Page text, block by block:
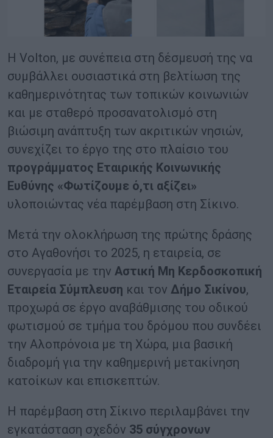
Η Volton, με συνέπεια στη δέσμευσή της να
συμβάλλει ουσιαστικά στη βελτίωση της
καθημερινότητας των τοπικών κοινωνιών
και με σταθερό προσανατολισμό στη
βιώσιμη ανάπτυξη των ακριτικών νησιών,
συνεχίζει το έργο της στο πλαίσιο του
προγράμματος Εταιρικής Κοινωνικής
Ευθύνης «Φωτίζουμε ό,τι αξίζει»
υλοποιώντας νέα παρέμβαση στη Σίκινο.
Μετά την ολοκλήρωση της πρώτης δράσης
στο Αγαθονήσι το 2025, η εταιρεία, σε
συνεργασία με την Αστική Μη Κερδοσκοπική
Εταιρεία Σύμπλευση και τον Δήμο Σικίνου,
προχωρά σε έργο αναβάθμισης του οδικού
φωτισμού σε τμήμα του δρόμου που συνδέει
την Αλοπρόνοια με τη Χώρα, μια βασική
διαδρομή για την καθημερινή μετακίνηση
κατοίκων και επισκεπτών.
Η παρέμβαση στη Σίκινο περιλαμβάνει την
εγκατάσταση σχεδόν 35 σύγχρονων